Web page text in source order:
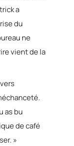
a
du
ne
vient de la
as bu
de café
»